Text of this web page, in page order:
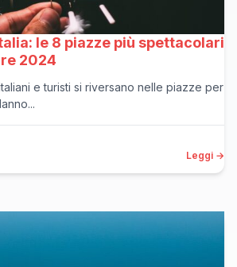
le 8 piazze più spettacolari
2024
e turisti si riversano nelle piazze per
Leggi →